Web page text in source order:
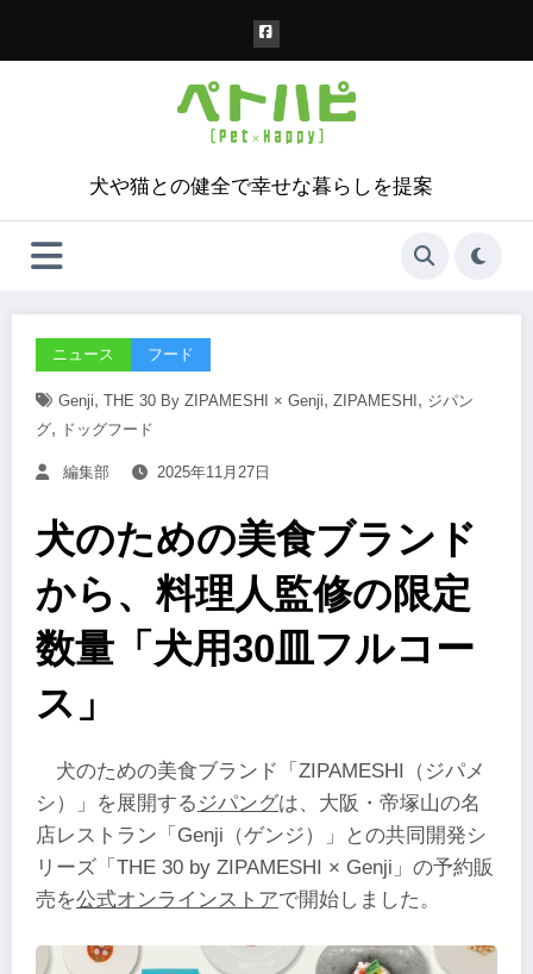
犬や猫との健全で幸せな暮らしを提案
ニュース フード
Genji, THE 30 By ZIPAMESHI × Genji, ZIPAMESHI , ジパン
グ, ドッグフード
編集部 2025年11月27日
犬のための美食ブランド
から、料理人監修の限定
数量「犬用30皿フルコー
ス」
犬のための美食ブランド「ZIPAMESHI（ジパメ
シ）」を展開する ジパングは、大阪・帝塚山の名
店レストラン「Genji（ゲンジ）」との共同開発シ
リーズ「THE 30 by ZIPAMESHI × Genji」の予約販
売を公式オンラインストアで開始しました。